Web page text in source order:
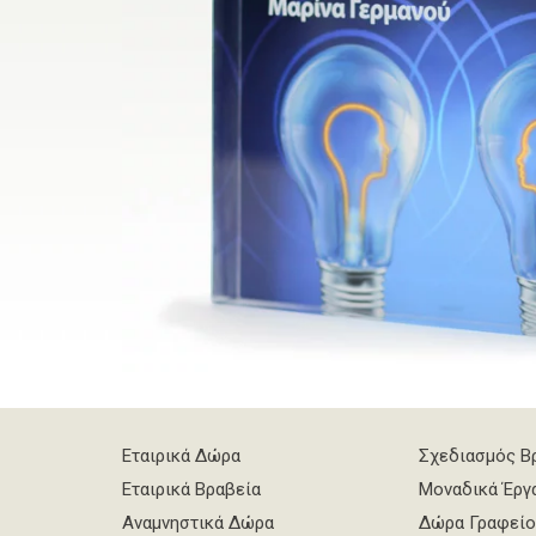
Εταιρικά Δώρα
Εταιρικά Βραβεία
Αναμνηστικά Δώρα
Σχεδιασμός
Μοναδικά
Δώρα